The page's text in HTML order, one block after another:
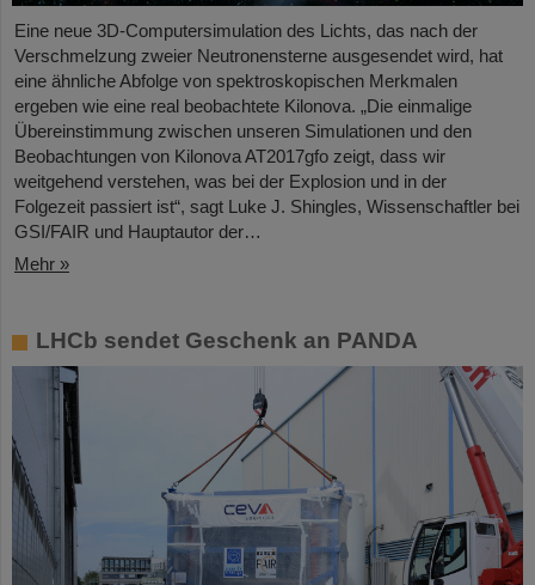
Eine neue 3D-Computersimulation des Lichts, das nach der
Verschmelzung zweier Neutronensterne ausgesendet wird, hat
eine ähnliche Abfolge von spektroskopischen Merkmalen
ergeben wie eine real beobachtete Kilonova. „Die einmalige
Übereinstimmung zwischen unseren Simulationen und den
Beobachtungen von Kilonova AT2017gfo zeigt, dass wir
weitgehend verstehen, was bei der Explosion und in der
Folgezeit passiert ist“, sagt Luke J. Shingles, Wissenschaftler bei
GSI/FAIR und Hauptautor der…
Mehr »
LHCb sendet Geschenk an PANDA